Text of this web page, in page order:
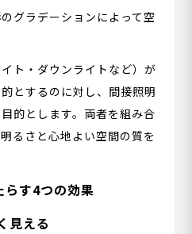
グラデーションによって空
ト・ダウンライトなど）が
とするのに対し、間接照明
的とします。両者を組み合
るさと心地よい空間の質を
らす4つの効果
見える